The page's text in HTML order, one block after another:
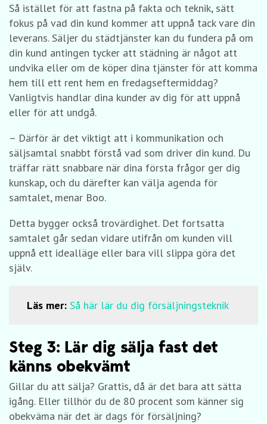
Så istället för att fastna på fakta och teknik, sätt
fokus på vad din kund kommer att uppnå tack vare din
leverans. Säljer du städtjänster kan du fundera på om
din kund antingen tycker att städning är något att
undvika eller om de köper dina tjänster för att komma
hem till ett rent hem en fredagseftermiddag?
Vanligtvis handlar dina kunder av dig för att uppnå
eller för att undgå.
– Därför är det viktigt att i kommunikation och
säljsamtal snabbt förstå vad som driver din kund. Du
träffar rätt snabbare när dina första frågor ger dig
kunskap, och du därefter kan välja agenda för
samtalet, menar Boo.
Detta bygger också trovärdighet. Det fortsatta
samtalet går sedan vidare utifrån om kunden vill
uppnå ett idealläge eller bara vill slippa göra det
själv.
Läs mer: Så här lär du dig försäljningsteknik
Steg 3: Lär dig sälja fast det
känns obekvämt
Gillar du att sälja? Grattis, då är det bara att sätta
igång. Eller tillhör du de 80 procent som känner sig
obekväma när det är dags för försäljning?